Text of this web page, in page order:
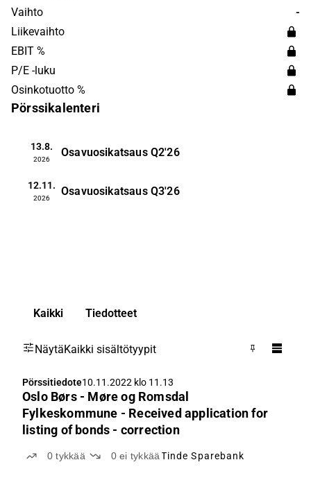
Vaihto
-
Liikevaihto
EBIT %
P/E -luku
Osinkotuotto %
Pörssikalenteri
13.8.
2026
Osavuosikatsaus Q2'26
12.11.
2026
Osavuosikatsaus Q3'26
Kaikki Tiedotteet
NäytäKaikki sisältötyypit
Pörssitiedote10.11.2022 klo 11.13
Oslo Børs - Møre og Romsdal
Fylkeskommune - Received application for
listing of bonds - correction
0tykkää 0ei tykkää Tinde Sparebank